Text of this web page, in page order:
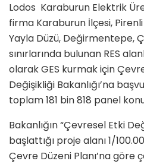
Lodos Karaburun Elektrik
firma Karaburun İlçesi,
Yayla Düzü, Değirmentepe,
sınırlarında bulunan RES
olarak GES kurmak için
Değişikliği Bakanlığı’na
toplam 181 bin 818 panel
Bakanlığın “Çevresel Etki
başlattığı proje alanı 1/
Çevre Düzeni Planı’na göre